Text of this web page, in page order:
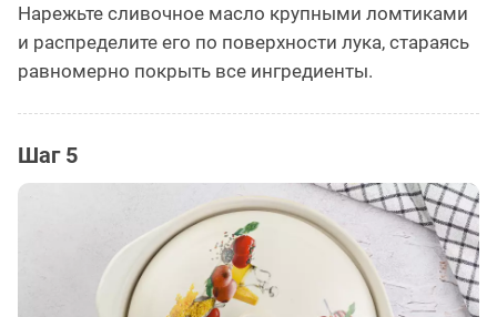
Нарежьте сливочное масло крупными ломтиками
и распределите его по поверхности лука, стараясь
равномерно покрыть все ингредиенты.
Шаг 5